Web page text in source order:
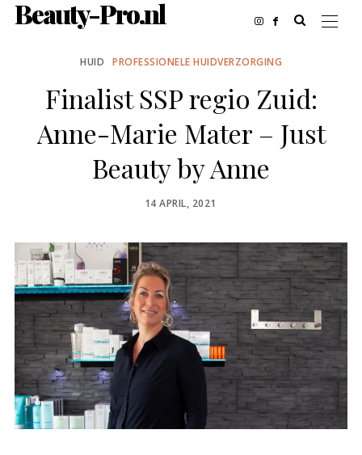
Beauty-Pro.nl
HUID PROFESSIONELE HUIDVERZORGING
Finalist SSP regio Zuid:
Anne-Marie Mater – Just
Beauty by Anne
POSTED
14 APRIL, 2021